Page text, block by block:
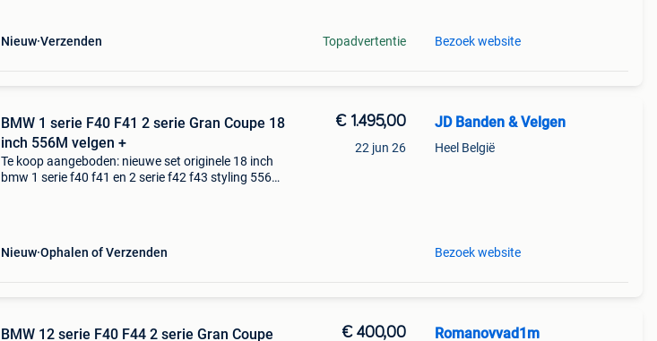
Nieuw Verzenden Topadvertentie Bezoek website
BMW 1 serie F40 F41 2 serie Gran Coupe 18
inch 556M velgen +
Te koop aangeboden: nieuwe set originele 18 inch
bmw 1 serie f40 f41 en 2 serie f42 f43 styling 556m
Nieuw Ophalen of Verzenden
€ 1.495,00
22 jun 26
JD Banden & Velgen
Heel België
Bezoek website
BMW 12 serie F40 F44 2 serie Gran Coupe
€ 400,00 Romanovvad1m